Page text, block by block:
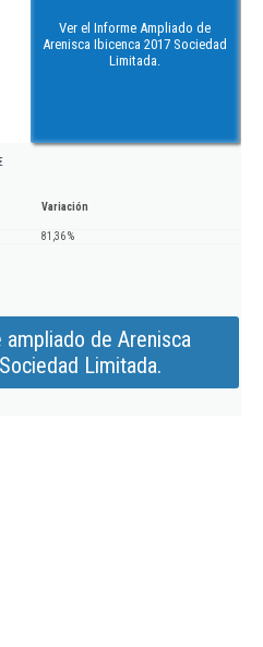
Ver el Informe Ampliado de
Arenisca Ibicenca 2017 Sociedad
Limitada.
Variación
81,36 %
de Arenisca
Limitada.